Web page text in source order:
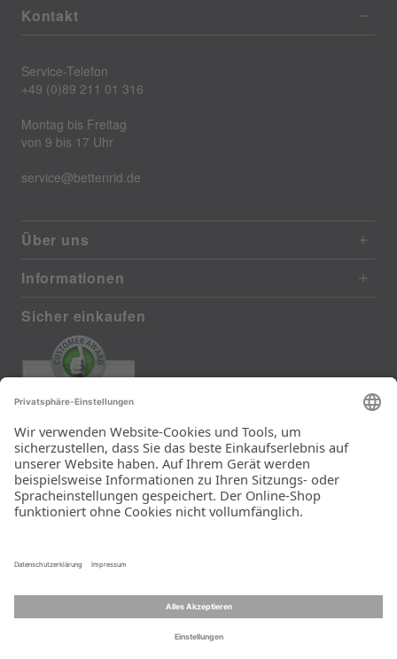
Kontakt
Service-Telefon
+49 (0)89 211 01 316
Montag bis Freitag
von 9 bis 17 Uhr
service@bettenrid.de
Über uns
Informationen
Sicher einkaufen
385 reviews from real customers
(last 12 months)
Total: 11283
Die Auswahl und die
Einfachheit der
Bestellung.